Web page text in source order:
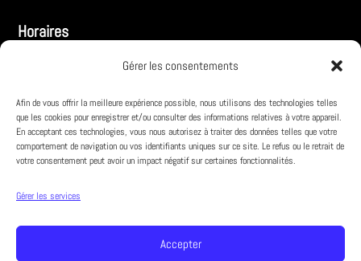
Gérer les consentements
Afin de vous offrir la meilleure expérience possible, nous utilisons des technologies telles
que les cookies pour enregistrer et/ou consulter des informations relatives à votre appareil.
En acceptant ces technologies, vous nous autorisez à traiter des données telles que votre
comportement de navigation ou vos identifiants uniques sur ce site. Le refus ou le retrait de
votre consentement peut avoir un impact négatif sur certaines fonctionnalités.
Gérer les services
Accepter
Horaires
VE :10:00 – 19:00
Infos pratiques
À propos